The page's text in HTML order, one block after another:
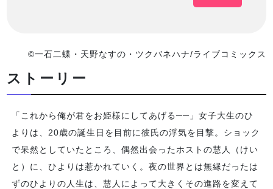
©一石二蝶・天野なすの・ツクバネハナ/ライブコミックス
ストーリー
「これから俺が君をお姫様にしてあげる──」女子大生のひ
よりは、20歳の誕生日を目前に彼氏の浮気を目撃。ショック
で呆然としていたところ、偶然出会ったホストの慧人（けい
と）に、ひよりは惹かれていく。夜の世界とは無縁だったは
ずのひよりの人生は、慧人によって大きくその進路を変えて